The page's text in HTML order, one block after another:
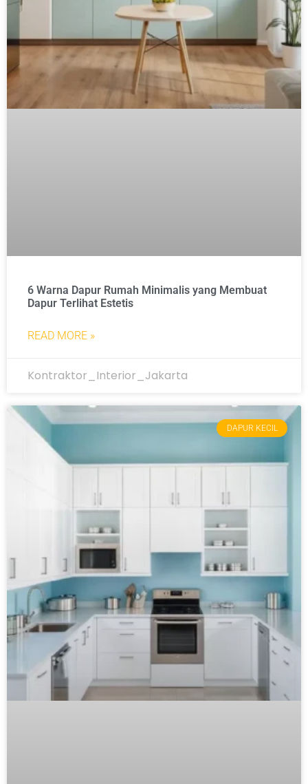
6 Warna Dapur Rumah Minimalis yang Membuat
Dapur Terlihat Estetis
READ MORE »
Kontraktor_Interior_Jakarta
DAPUR KECIL